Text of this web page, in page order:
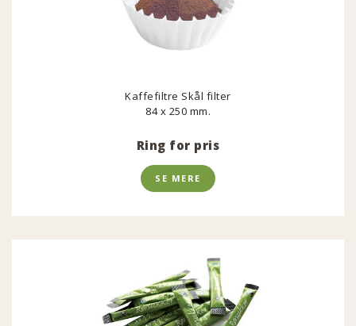
Kaffefiltre Skål filter
84 x 250 mm.
Ring for pris
SE MERE